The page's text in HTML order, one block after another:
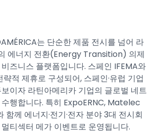
는 단순한 제품 전시를 넘어 라
에너지 전환(Energy Transition) 의제
즈니스 플랫폼입니다. 스페인 IFEMA와
적 제휴로 구성되어, 스페인·유럽 기업
이자 라틴아메리카 기업의 글로벌 네트
행합니다. 특히 ExpoERNC, Matelec
께 에너지·전기·전자 분야 3대 전시회
티섹터 메가 이벤트로 운영됩니다.